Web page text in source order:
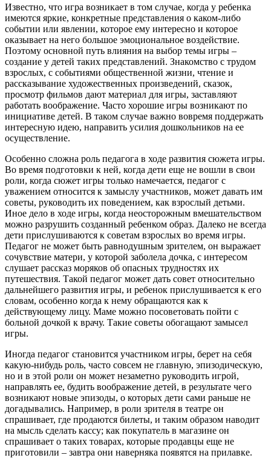
Известно, что игра возникает в том случае, когда у ребенка
имеются яркие, конкретные представления о каком-либо
событии или явлении, которое ему интересно и которое
оказывает на него большое эмоциональное воздействие.
Поэтому основной путь влияния на выбор темы игры –
создание у детей таких представлений. Знакомство с трудом
взрослых, с событиями общественной жизни, чтение и
рассказывание художественных произведений, сказок,
просмотр фильмов дают материал для игры, заставляют
работать воображение. Часто хорошие игры возникают по
инициативе детей. В таком случае важно вовремя поддержать
интересную идею, направить усилия дошкольников на ее
осуществление.
Особенно сложна роль педагога в ходе развития сюжета игры.
Во время подготовки к ней, когда дети еще не вошли в свои
роли, когда сюжет игры только намечается, педагог с
уважением относится к замыслу участников, может давать им
советы, руководить их поведением, как взрослый детьми.
Иное дело в ходе игры, когда неосторожным вмешательством
можно разрушить созданный ребенком образ. Далеко не всегда
дети прислушиваются к советам взрослых во время игры.
Педагог не может быть равнодушным зрителем, он выражает
сочувствие матери, у которой заболела дочка, с интересом
слушает рассказ моряков об опасных трудностях их
путешествия. Такой педагог может дать совет относительно
дальнейшего развития игры, и ребенок прислушивается к его
словам, особенно когда к нему обращаются как к
действующему лицу. Маме можно посоветовать пойти с
больной дочкой к врачу. Такие советы обогащают замысел
игры.
Иногда педагог становится участником игры, берет на себя
какую-нибудь роль, часто совсем не главную, эпизодическую,
но и в этой роли он может незаметно руководить игрой,
направлять ее, будить воображение детей, в результате чего
возникают новые эпизоды, о которых дети сами раньше не
догадывались. Например, в роли зрителя в театре он
спрашивает, где продаются билеты, и таким образом наводит
на мысль сделать кассу; как покупатель в магазине он
спрашивает о таких товарах, которые продавцы еще не
приготовили – завтра они наверняка появятся на прилавке.